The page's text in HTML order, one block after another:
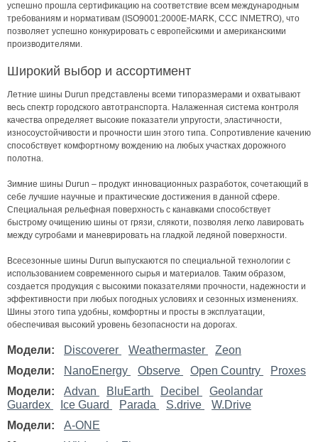
успешно прошла сертификацию на соответствие всем международным
требованиям и нормативам (ISO9001:2000E-MARK, CCC INMETRO), что
позволяет успешно конкурировать с европейскими и американскими
производителями.
Широкий выбор и ассортимент
Летние шины Durun представлены всеми типоразмерами и охватывают
весь спектр городского автотранспорта. Налаженная система контроля
качества определяет высокие показатели упругости, эластичности,
износоустойчивости и прочности шин этого типа. Сопротивление качению
способствует комфортному вождению на любых участках дорожного
полотна.
Зимние шины Durun – продукт инновационных разработок, сочетающий в
себе лучшие научные и практические достижения в данной сфере.
Специальная рельефная поверхность с канавками способствует
быстрому очищению шины от грязи, слякоти, позволяя легко лавировать
между сугробами и маневрировать на гладкой ледяной поверхности.
Всесезонные шины Durun выпускаются по специальной технологии с
использованием современного сырья и материалов. Таким образом,
создается продукция с высокими показателями прочности, надежности и
эффективности при любых погодных условиях и сезонных изменениях.
Шины этого типа удобны, комфортны и просты в эксплуатации,
обеспечивая высокий уровень безопасности на дорогах.
Модели: Discoverer Weathermaster
Zeon
Модели:
NanoEnergy Observe Open Country
Proxes
Модели:
Advan BluEarth Decibel
Geolandar
Guardex
Ice Guard Parada S.drive
W.Drive
Модели:
A-ONE